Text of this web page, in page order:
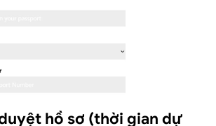
hồ sơ (thời gian dự